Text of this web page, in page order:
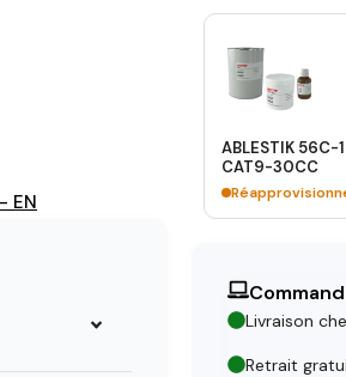
ABLESTIK
CAT9-30CC
Livraison
Retrait
EN